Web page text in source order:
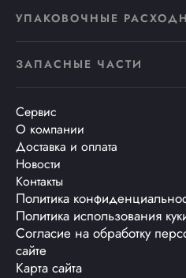
УПАКОВОЧНЫЕ
ЗАПАСНЫЕ ЧАСТИ
Сервис
О компании
Доставка и оплата
Новости
Контакты
Политика
Политика использования
Согласие на обработку
сайте
Карта сайта